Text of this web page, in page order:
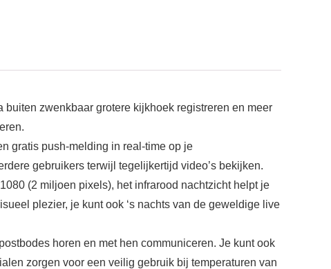
buiten zwenkbaar grotere kijkhoek registreren en meer
gratis push-melding in real-time op je
gebruikers terwijl tegelijkertijd video’s bekijken.
(2 miljoen pixels), het infrarood nachtzicht helpt je
plezier, je kunt ook ‘s nachts van de geweldige live
horen en met hen communiceren. Je kunt ook
zorgen voor een veilig gebruik bij temperaturen van